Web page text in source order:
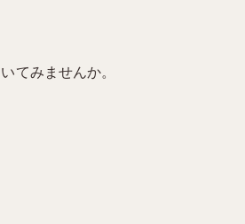
てみませんか。